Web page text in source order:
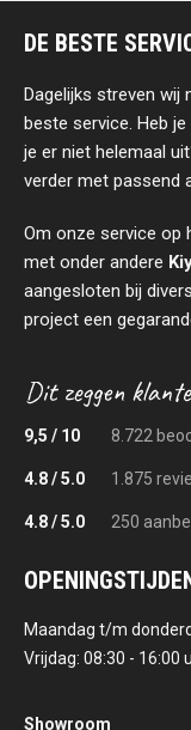
DE BESTE
Dagelijks streven wij
beste service. Heb
je er niet helemaal
verder met passend
Om onze service op
met onder andere
aangesloten bij
project een
9,5 / 10 8.722
4.8 / 5.0 1.875
4.8 / 5.0 250
Maandag t/m
Vrijdag: 08:30 - 16:00
Showroom